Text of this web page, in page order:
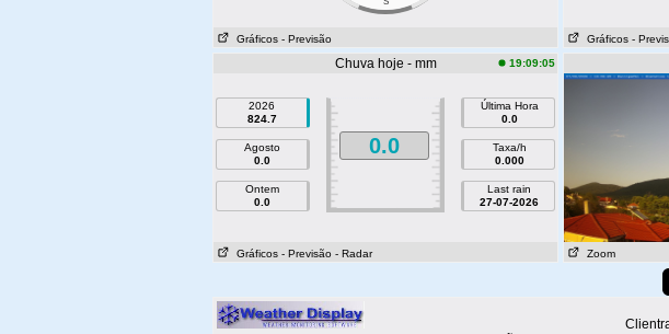
Gráficos - Previsão Gráficos -
Chuva hoje - mm 19:09:05
2026
824.7
Agosto
0.0
Ontem
0.0
0.0
Última Hora
0.0
Taxa/h
0.000
Last rain
27-07-2026
Gráficos - Previsão - Radar Zoom